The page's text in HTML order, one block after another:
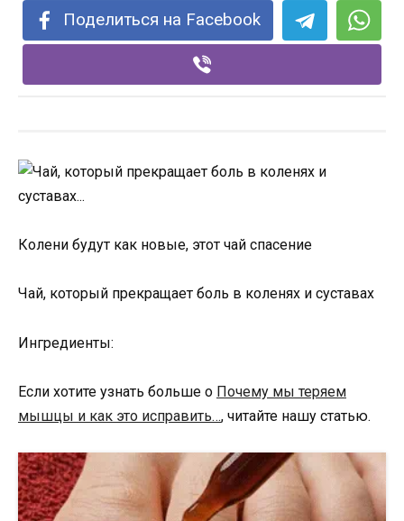
Поделиться на Facebook
Колени будут как новые, этот чай спасение
Чай, который прекращает боль в коленях и суставах
Ингредиенты:
Если хотите узнать больше о Почему мы теряем
мышцы и как это исправить…, читайте нашу статью.